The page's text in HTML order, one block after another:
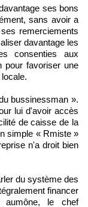
ses bons
sans avoir a
remerciements
davantage les
consenties aux
pour favoriser une
bussinessman ».
lui d'avoir accès
de caisse de la
simple « Rmiste »
n'a droit bien
du système des
financer
le chef